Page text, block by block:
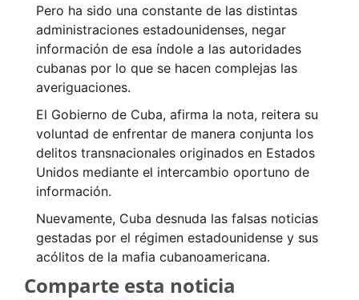
Pero ha sido una constante de las distintas
administraciones estadounidenses, negar
información de esa índole a las autoridades
cubanas por lo que se hacen complejas las
averiguaciones.
El Gobierno de Cuba, afirma la nota, reitera su
voluntad de enfrentar de manera conjunta los
delitos transnacionales originados en Estados
Unidos mediante el intercambio oportuno de
información.
Nuevamente, Cuba desnuda las falsas noticias
gestadas por el régimen estadounidense y sus
acólitos de la mafia cubanoamericana.
Comparte esta noticia